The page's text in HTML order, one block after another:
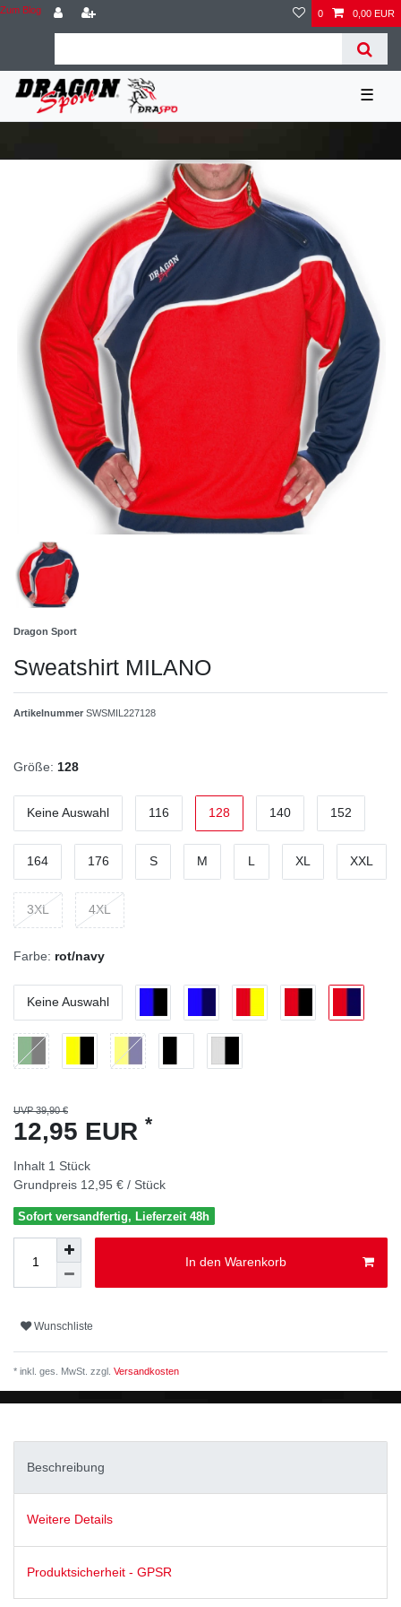
Zum Blog 0 0,00 EUR
☰
Dragon Sport
Sweatshirt MILANO
Artikelnummer SWSMIL227128
Größe: 128
Keine Auswahl 116 128 140 152
164 176 S M L XL XXL
3XL 4XL
Farbe: rot/navy
Keine Auswahl
UVP 39,90 €
12,95 EUR *
Inhalt 1 Stück
Grundpreis 12,95 € / Stück
Sofort versandfertig, Lieferzeit 48h
In den Warenkorb
Wunschliste
* inkl. ges. MwSt. zzgl. Versandkosten
Beschreibung
Weitere Details
Produktsicherheit - GPSR